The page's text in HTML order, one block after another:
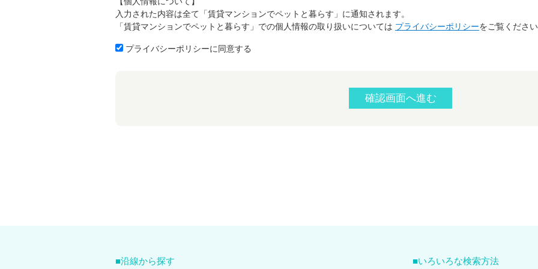
入力された内容は全て「賃貸マンションでペットと暮らす」に通知されます。
「賃貸マンションでペットと暮らす」での個人情報の取り扱いについては プライバシーポリシーをご覧くださ
プライバシーポリシーに同意する
沿線から探す いろいろな検索方法